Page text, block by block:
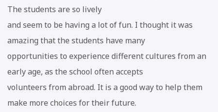
The students are so lively
and seem to be having a lot of fun. I thought it was
amazing that the students have many
opportunities to experience different cultures from an
early age, as the school often accepts
volunteers from abroad. It is a good way to help them
make more choices for their future.